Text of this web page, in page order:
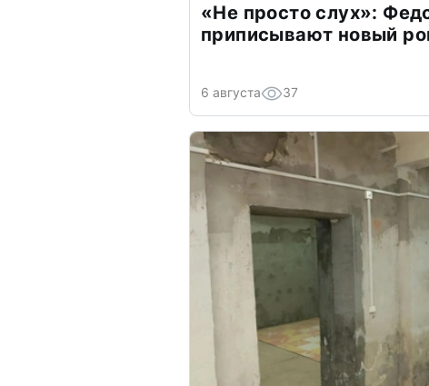
«Не просто слух»:
приписывают новый
6 августа 37